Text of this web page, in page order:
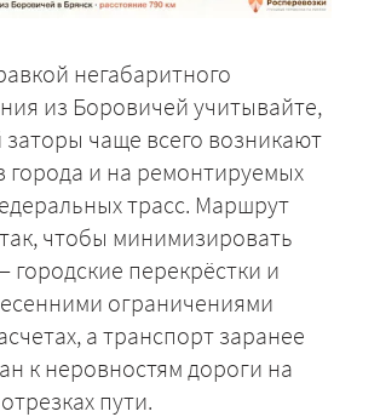
негабаритного
из Боровичей учитывайте,
заторы чаще всего возникают
города и на ремонтируемых
трасс. Маршрут
чтобы минимизировать
городские перекрёстки и
ограничениями
а транспорт заранее
к неровностям дороги на
пути.